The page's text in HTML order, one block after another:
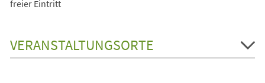
freier Eintritt
VERANSTALTUNGSORTE